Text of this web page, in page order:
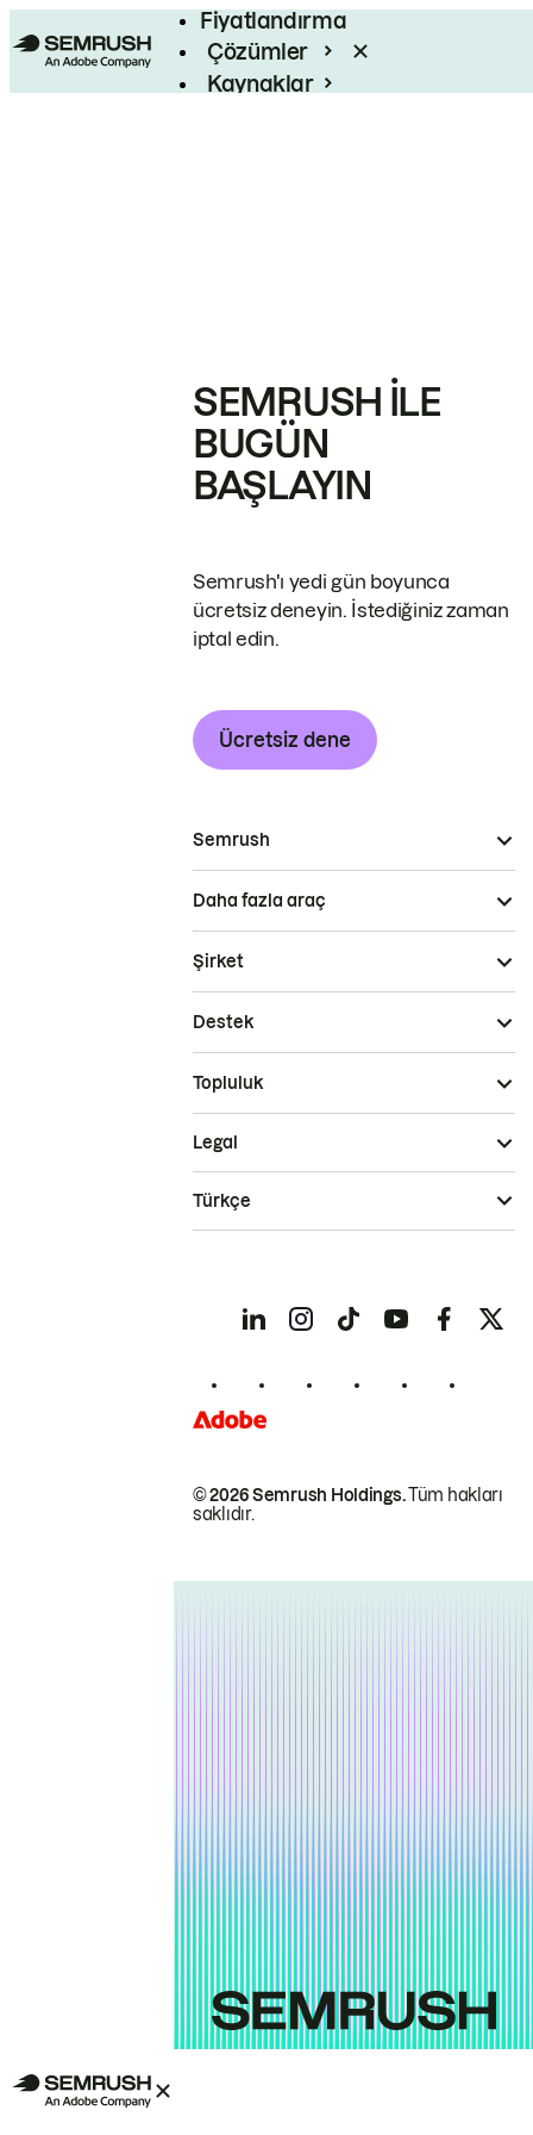
Fiyatlandırma
Çözümler
Kaynaklar
SEMRUSH ILE
BUGÜN
BAŞLAYIN
Semrush'ı yedi gün boyunca
ücretsiz deneyin. İstediğiniz zaman
iptal edin.
Ücretsiz dene
Semrush
Daha fazla araç
Şirket
Destek
Topluluk
© 2026 Semrush Holdings.Tüm hakları
saklıdır.
Legal
Türkçe